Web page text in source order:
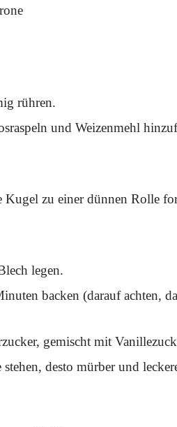
rühren.
und Weizenmehl
zu einer dünnen Rolle
legen.
backen (darauf achten,
gemischt mit
desto mürber und